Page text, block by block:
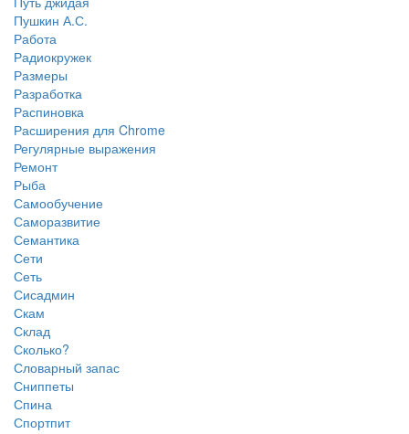
Пушкин А.С.
Работа
Радиокружек
Размеры
Разработка
Распиновка
Расширения для Chrome
Регулярные выражения
Ремонт
Рыба
Самообучение
Саморазвитие
Семантика
Сети
Сеть
Сисадмин
Скам
Склад
Сколько?
Словарный запас
Сниппеты
Спина
Спортпит